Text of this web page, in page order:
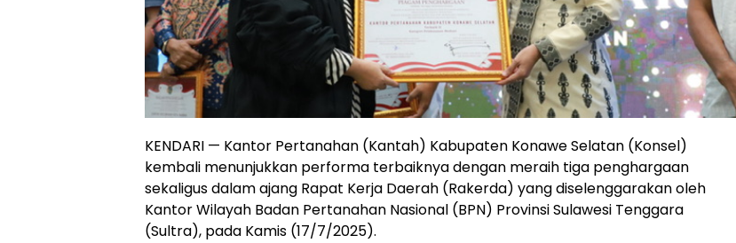
KENDARI — Kantor Pertanahan (Kantah) Kabupaten Konawe Selatan (Konsel)
kembali menunjukkan performa terbaiknya dengan meraih tiga penghargaan
sekaligus dalam ajang Rapat Kerja Daerah (Rakerda) yang diselenggarakan oleh
Kantor Wilayah Badan Pertanahan Nasional (BPN) Provinsi Sulawesi Tenggara
(Sultra), pada Kamis (17/7/2025).